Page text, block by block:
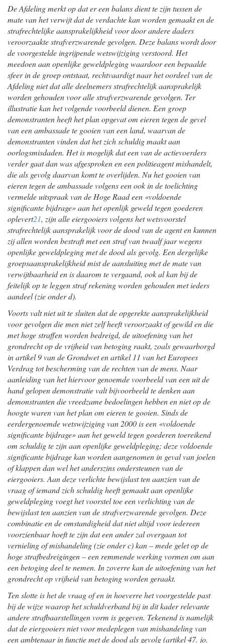
De Afdeling merkt op dat er een balans dient te zijn tussen de
mate van het verwijt dat de verdachte kan worden gemaakt en de
strafrechtelijke aansprakelijkheid voor door andere daders
veroorzaakte strafverzwarende gevolgen. Deze balans wordt door
de voorgestelde ingrijpende wetswijziging verstoord. Het
meedoen aan openlijke geweldpleging waardoor een bepaalde
sfeer in de groep ontstaat, rechtvaardigt naar het oordeel van de
Afdeling niet dat alle deelnemers strafrechtelijk aansprakelijk
worden gehouden voor alle strafverzwarende gevolgen. Ter
illustratie kan het volgende voorbeeld dienen. Een groep
demonstranten heeft het plan opgevat om eieren tegen de gevel
van een ambassade te gooien van een land, waarvan de
demonstranten vinden dat het zich schuldig maakt aan
oorlogsmisdaden. Het is mogelijk dat een van de actievoerders
verder gaat dan was afgesproken en een politieagent mishandelt,
die als gevolg daarvan komt te overlijden. Nu het gooien van
eieren tegen de ambassade volgens een ook in de toelichting
vermelde uitspraak van de Hoge Raad een «voldoende
significante bijdrage» aan het openlijk geweld tegen goederen
oplevert21, zijn alle eiergooiers volgens het wetsvoorstel
strafrechtelijk aansprakelijk voor de dood van de agent en kunnen
zij allen worden bestraft met een straf van twaalf jaar wegens
openlijke geweldpleging met de dood als gevolg. Een dergelijke
groepsaansprakelijkheid mist de aansluiting met de mate van
verwijtbaarheid en is daarom te vergaand, ook al kan bij de
feitelijk op te leggen straf rekening worden gehouden met ieders
aandeel (zie onder d).
Voorts valt niet uit te sluiten dat de opgerekte aansprakelijkheid
voor gevolgen die men niet zelf heeft veroorzaakt of gewild en die
met hoge straffen worden bedreigd, de uitoefening van het
grondrecht op de vrijheid van betoging raakt, zoals gewaarborgd
in artikel 9 van de Grondwet en artikel 11 van het Europees
Verdrag tot bescherming van de rechten van de mens. Naar
aanleiding van het hiervoor genoemde voorbeeld van een uit de
hand gelopen demonstratie valt bijvoorbeeld te denken aan
demonstranten die vreedzame bedoelingen hebben en niet op de
hoogte waren van het plan om eieren te gooien. Sinds de
eerdergenoemde wetswijziging van 2000 is een «voldoende
significante bijdrage» aan het geweld tegen goederen toereikend
om schuldig te zijn aan openlijke geweldpleging; deze voldoende
significante bijdrage kan worden aangenomen in geval van joelen
of klappen dan wel het anderszins ondersteunen van de
eiergooiers. Aan deze verlichte bewijslast ten aanzien van de
vraag of iemand zich schuldig heeft gemaakt aan openlijke
geweldpleging voegt het voorstel toe een verlichting van de
bewijslast ten aanzien van de strafverzwarende gevolgen. Deze
combinatie en de omstandigheid dat niet altijd voor iedereen
voorzienbaar hoeft te zijn dat een ander zal overgaan tot
vernieling of mishandeling (zie onder c) kan – mede gelet op de
hoge strafbedreigingen – een remmende werking vormen om aan
een betoging deel te nemen. In zoverre kan de uitoefening van het
grondrecht op vrijheid van betoging worden geraakt.
Ten slotte is het de vraag of en in hoeverre het voorgestelde past
bij de wijze waarop het schuldverband bij in dit kader relevante
andere strafbaarstellingen vorm is gegeven. Tekenend is namelijk
dat de eiergooiers niet voor medeplegen van mishandeling van
een ambtenaar in functie met de dood als gevolg (artikel 47. jo.